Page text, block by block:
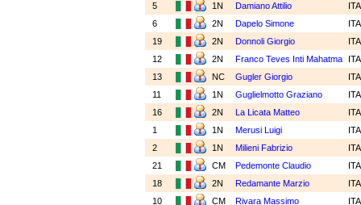
5
1N Damiano Attilio
6
2N Dapelo Simone
19
2N Donnoli Giorgio
12
2N Franco Teves Inti Mahatma
13
NC Gugler Giorgio
11
1N Guglielmotto Graziano
16
2N La Licata Matteo
1
1N Merusi Luigi
2
1N Milieni Fabrizio
21
CM Pedemonte Claudio
18
2N Redamante Marzio
10
CM Rivara Massimo